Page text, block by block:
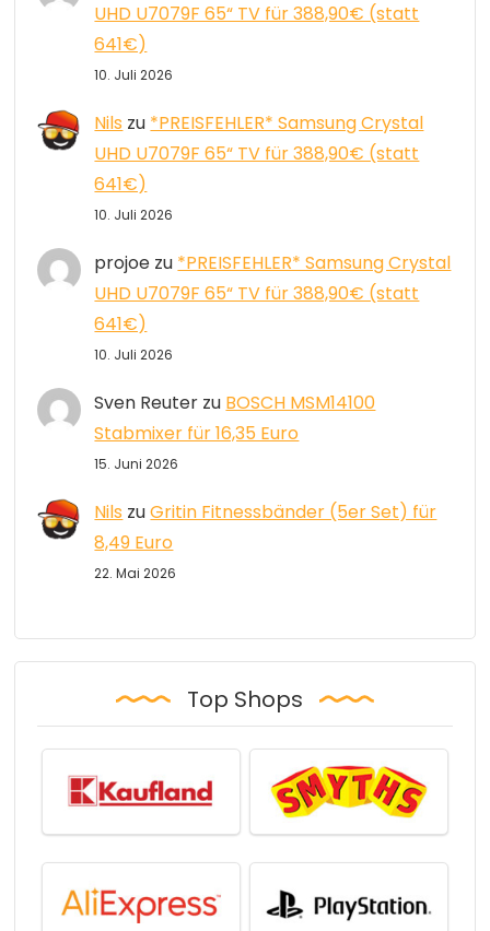
UHD U7079F 65“ TV für 388,90€ (statt
641€)
10. Juli 2026
Nils zu *PREISFEHLER* Samsung Crystal
UHD U7079F 65“ TV für 388,90€ (statt
641€)
10. Juli 2026
projoe zu *PREISFEHLER* Samsung Crystal
UHD U7079F 65“ TV für 388,90€ (statt
641€)
10. Juli 2026
Sven Reuter zu BOSCH MSM14100
Stabmixer für 16,35 Euro
15. Juni 2026
Nils zuGritin Fitnessbänder (5er Set) für
8,49 Euro
22. Mai 2026
Top Shops